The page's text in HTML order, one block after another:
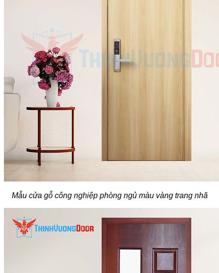
Mẫu cửa gỗ công nghiệp phòng ngủ màu vàng trang nhã